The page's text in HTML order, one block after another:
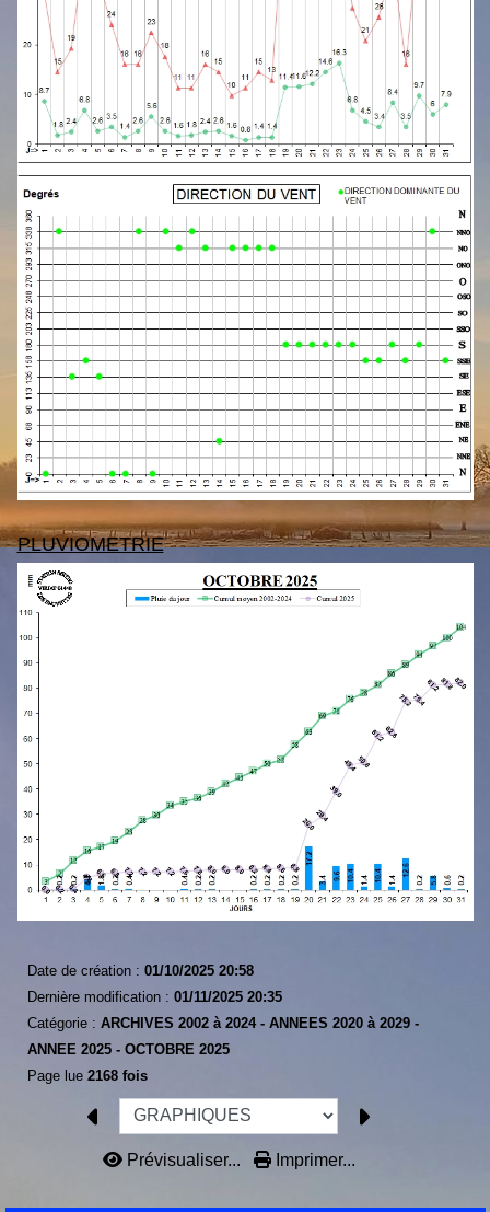
PLUVIOMETRIE
Date de création : 01/10/2025 20:58
Dernière modification : 01/11/2025 20:35
Catégorie : ARCHIVES 2002 à 2024 - ANNEES 2020 à 2029 -
ANNEE 2025 - OCTOBRE 2025
Page lue 2168 fois
Prévisualiser... Imprimer...